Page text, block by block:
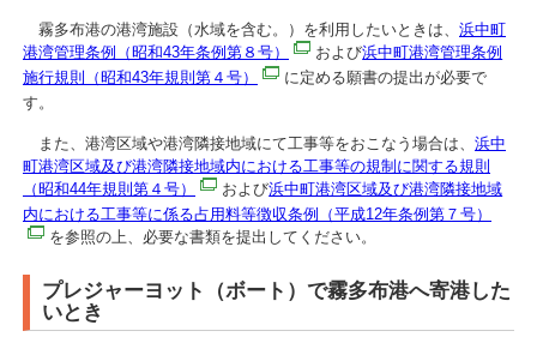
霧多布港の港湾施設（水域を含む。）を利用したいときは、 浜中町
港湾管理条例（昭和43年条例第８号）
および浜中町港湾管理条例
施行規則（昭和43年規則第４号）
に定める願書の提出が必要で
す。
また、港湾区域や港湾隣接地域にて工事等をおこなう場合は、 浜中
町港湾区域及び港湾隣接地域内における工事等の規制に関する規則
（昭和44年規則第４号）
および浜中町港湾区域及び港湾隣接地域
内における工事等に係る占用料等徴収条例（平成12年条例第７号）
を参照の上、必要な書類を提出してください。
プレジャーヨット（ボート）で霧多布港へ寄港した
いとき